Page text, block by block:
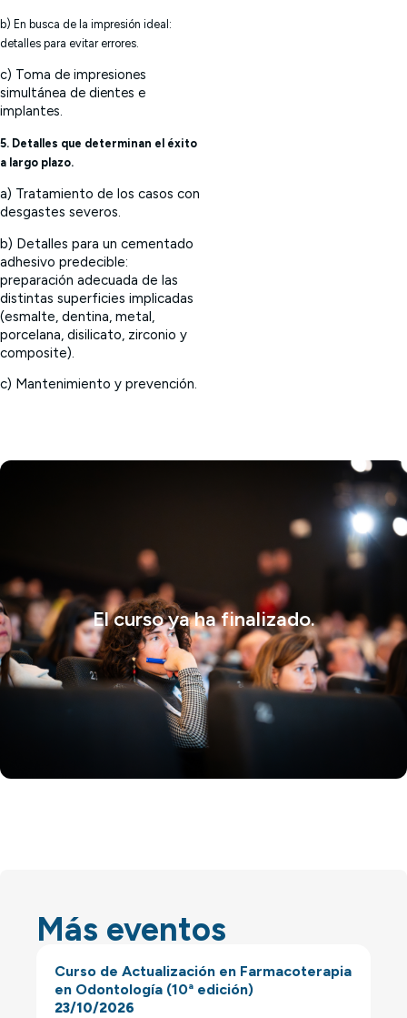
b) En busca de la impresión ideal:
detalles para evitar errores.
c) Toma de impresiones
simultánea de dientes e
implantes.
5. Detalles que determinan el éxito
a largo plazo.
a) Tratamiento de los casos con
desgastes severos.
b) Detalles para un cementado
adhesivo predecible:
preparación adecuada de las
distintas superficies implicadas
(esmalte, dentina, metal,
porcelana, disilicato, zirconio y
composite).
c) Mantenimiento y prevención.
El curso ya ha finalizado.
Más eventos
Curso de Actualización en Farmacoterapia
en Odontología (10ª edición)
23/10/2026